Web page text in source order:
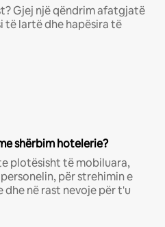
Gjej një qëndrim afatgjatë
të lartë dhe hapësira të
shërbim hotelerie?
plotësisht të mobiluara,
për strehimin e
në rast nevoje për t'u